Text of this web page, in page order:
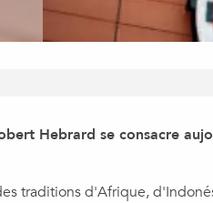
Hebrard se consacre
traditions d'Afrique,